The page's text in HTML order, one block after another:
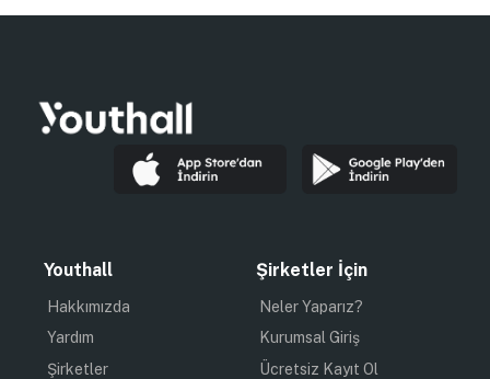
Youthall
Hakkımızda
Yardım
Şirketler
Şirketler İçin
Neler Yaparız?
Kurumsal Giriş
Ücretsiz Kayıt Ol